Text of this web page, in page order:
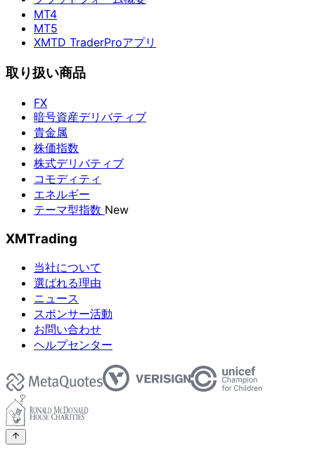
MT4
MT5
XMTD TraderProアプリ
取り扱い商品
FX
暗号資産デリバティブ
貴金属
株価指数
株式デリバティブ
コモディティ
エネルギー
テーマ型指数 New
XMTrading
当社について
選ばれる理由
ニュース
スポンサー活動
お問い合わせ
ヘルプセンター